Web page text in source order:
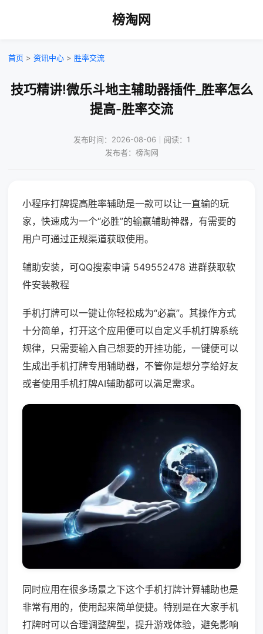
榜淘网
首页 > 资讯中心 > 胜率交流
技巧精讲!微乐斗地主辅助器插件_胜率怎么
提高-胜率交流
发布时间：2026-08-06｜阅读：1
发布者：榜淘网
小程序打牌提高胜率辅助是一款可以让一直输的玩
家，快速成为一个“必胜”的输赢辅助神器，有需要的
用户可通过正规渠道获取使用。
辅助安装，可QQ搜索申请 549552478 进群获取软
件安装教程
手机打牌可以一键让你轻松成为“必赢”。其操作方式
十分简单，打开这个应用便可以自定义手机打牌系统
规律，只需要输入自己想要的开挂功能，一键便可以
生成出手机打牌专用辅助器，不管你是想分享给好友
或者使用手机打牌AI辅助都可以满足需求。
同时应用在很多场景之下这个手机打牌计算辅助也是
非常有用的，使用起来简单便捷。特别是在大家手机
打牌时可以合理调整牌型，提升游戏体验，避免影响